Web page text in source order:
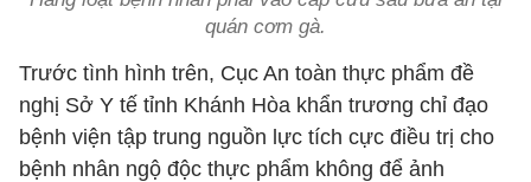
quán cơm gà.
Trước tình hình trên, Cục An toàn thực phẩm đề
nghị Sở Y tế tỉnh Khánh Hòa khẩn trương chỉ đạo
bệnh viện tập trung nguồn lực tích cực điều trị cho
bệnh nhân ngộ độc thực phẩm không để ảnh